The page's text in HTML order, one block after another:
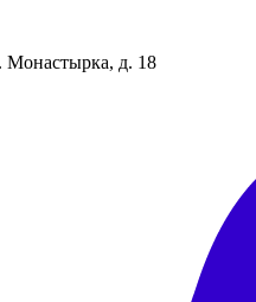
Монастырка, д. 18